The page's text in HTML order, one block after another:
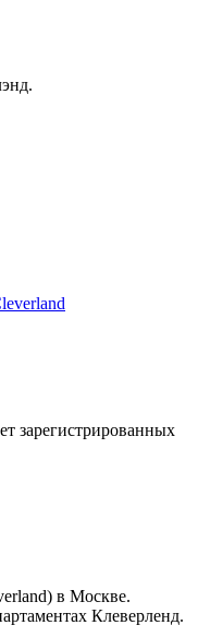
зарегистрированных
в Москве.
Клеверленд.